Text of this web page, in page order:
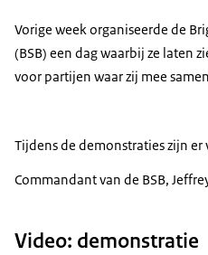
Vorige week organiseerde de
(BSB) een dag waarbij ze laten
voor partijen waar zij mee
Tijdens de demonstraties zijn
Commandant van de BSB,
Video: demonstratie